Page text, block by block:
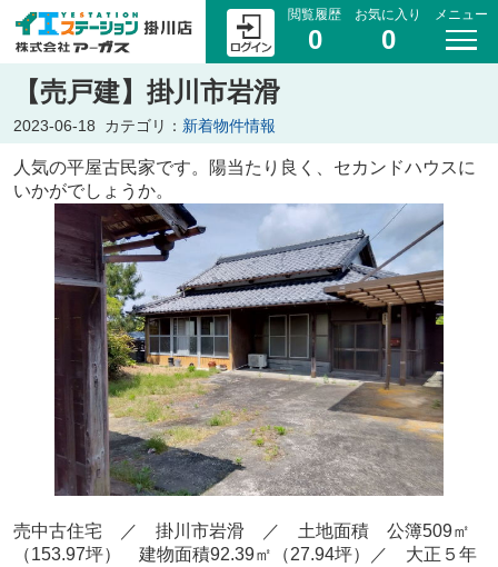
閲覧履歴
0
お気に入り
0
メニュー
【売戸建】掛川市岩滑
2023-06-18 カテゴリ： 新着物件情報
人気の平屋古民家です。陽当たり良く、セカンドハウスに
いかがでしょうか。
売中古住宅 ／ 掛川市岩滑 ／ 土地面積 公簿509㎡
（153.97坪） 建物面積92.39㎡（27.94坪）／ 大正５年